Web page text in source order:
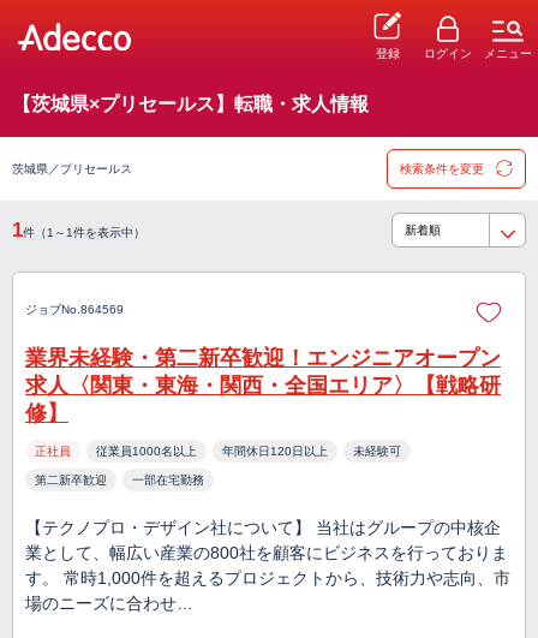
登録 ログイン メニュー
【茨城県×プリセールス】転職・求人情報
茨城県／プリセールス 検索条件を変更
1件（1～1件を表示中）
ジョブNo.864569
業界未経験・第二新卒歓迎！エンジニアオープン
求人〈関東・東海・関西・全国エリア〉【戦略研
修】
正社員 従業員1000名以上 年間休日120日以上 未経験可
第二新卒歓迎 一部在宅勤務
【テクノプロ・デザイン社について】 当社はグループの中核企
業として、幅広い産業の800社を顧客にビジネスを行っておりま
す。 常時1,000件を超えるプロジェクトから、技術力や志向、市
場のニーズに合わせ…